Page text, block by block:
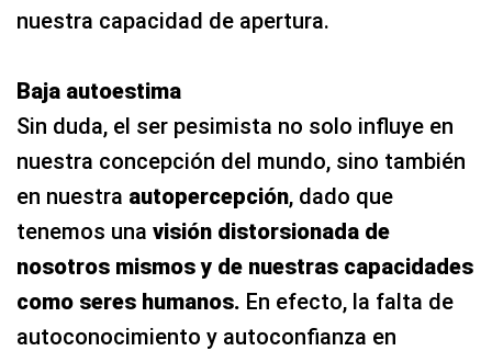
nuestra capacidad de apertura.
Baja autoestima
Sin duda, el ser pesimista no solo influye en
nuestra concepción del mundo, sino también
en nuestra autopercepción, dado que
tenemos una visión distorsionada de
nosotros mismos y de nuestras capacidades
como seres humanos. En efecto, la falta de
autoconocimiento y autoconfianza en